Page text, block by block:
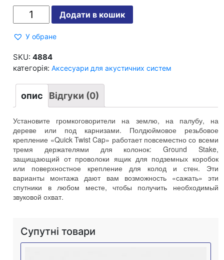
UNDERGROUND
BOX
Додати в кошик
У обране
SKU:4884
категорія:Аксесуари для акустичних систем
опис Відгуки (0)
Установите громкоговорители на землю, на палубу, на
дереве или под карнизами. Полдюймовое резьбовое
крепление «Quick Twist Cap» работает повсеместно со всеми
тремя держателями для колонок:Ground Stake,
защищающий от проволоки ящик для подземных коробок
или поверхностное крепление для колод и стен. Эти
варианты монтажа дают вам возможность «сажать» эти
спутники в любом месте, чтобы получить необходимый
звуковой охват.
Супутні товари